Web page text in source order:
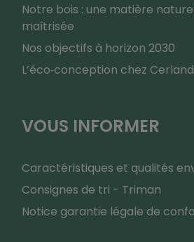
Notre bois : une matière
maîtrisée
Nos objectifs à horizon 2030
L’éco‑conception chez Cerland
VOUS INFORMER
Caractéristiques et qualités
Consignes de tri - Triman
Notice garantie légale de